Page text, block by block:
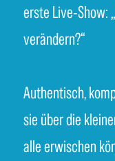
erste Live-Show:
verändern?“
Authentisch,
sie über die
alle erwischen